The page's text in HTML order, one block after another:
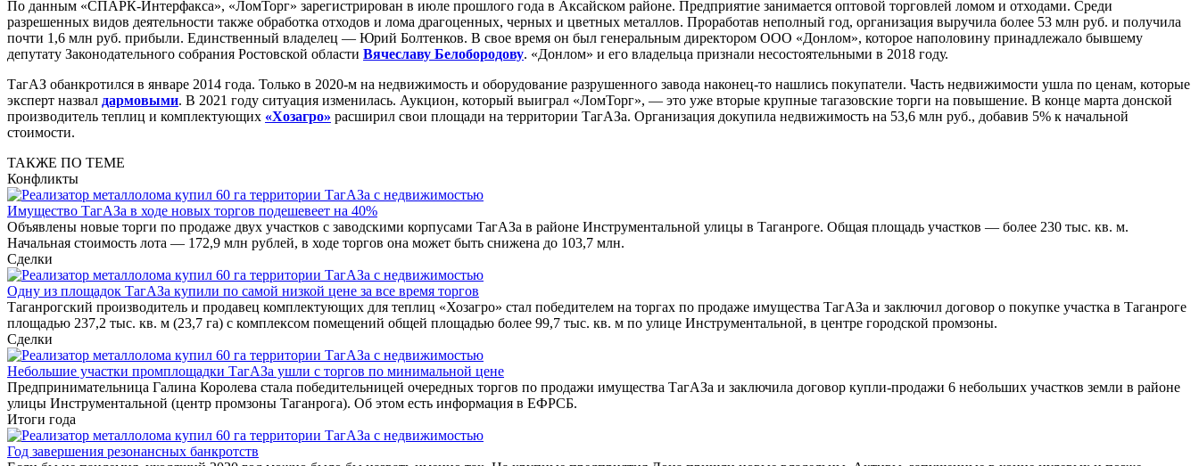
По данным «СПАРК-Интерфакса», «ЛомТорг» зарегистрирован в июле прошлого года в Аксайском районе. Предприятие занимается оптовой торговлей ломом и отходами. Среди
разрешенных видов деятельности также обработка отходов и лома драгоценных, черных и цветных металлов. Проработав неполный год, организация выручила более 53 млн руб. и получила
почти 1,6 млн руб. прибыли. Единственный владелец — Юрий Болтенков. В свое время он был генеральным директором ООО «Донлом», которое наполовину принадлежало бывшему
депутату Законодательного собрания Ростовской области Вячеславу Белобородову. «Донлом» и его владельца признали несостоятельными в 2018 году.
ТагАЗ обанкротился в январе 2014 года. Только в 2020-м на недвижимость и оборудование разрушенного завода наконец-то нашлись покупатели. Часть недвижимости ушла по ценам, которые
эксперт назвал дармовыми. В 2021 году ситуация изменилась. Аукцион, который выиграл «ЛомТорг», — это уже вторые крупные тагазовские торги на повышение. В конце марта донской
производитель теплиц и комплектующих «Хозагро» расширил свои площади на территории ТагАЗа. Организация докупила недвижимость на 53,6 млн руб., добавив 5% к начальной
стоимости.
ТАКЖЕ ПО ТЕМЕ
Конфликты
Имущество ТагАЗа в ходе новых торгов подешевеет на 40%
Объявлены новые торги по продаже двух участков с заводскими корпусами ТагАЗа в районе Инструментальной улицы в Таганроге. Общая площадь участков — более 230 тыс. кв. м.
Начальная стоимость лота — 172,9 млн рублей, в ходе торгов она может быть снижена до 103,7 млн.
Сделки
Одну из площадок ТагАЗа купили по самой низкой цене за все время торгов
Таганрогский производитель и продавец комплектующих для теплиц «Хозагро» стал победителем на торгах по продаже имущества ТагАЗа и заключил договор о покупке участка в Таганроге
площадью 237,2 тыс. кв. м (23,7 га) с комплексом помещений общей площадью более 99,7 тыс. кв. м по улице Инструментальной, в центре городской промзоны.
Сделки
Небольшие участки промплощадки ТагАЗа ушли с торгов по минимальной цене
Предпринимательница Галина Королева стала победительницей очередных торгов по продажи имущества ТагАЗа и заключила договор купли-продажи 6 небольших участков земли в районе
улицы Инструментальной (центр промзоны Таганрога). Об этом есть информация в ЕФРСБ.
Итоги года
Год завершения резонансных банкротств